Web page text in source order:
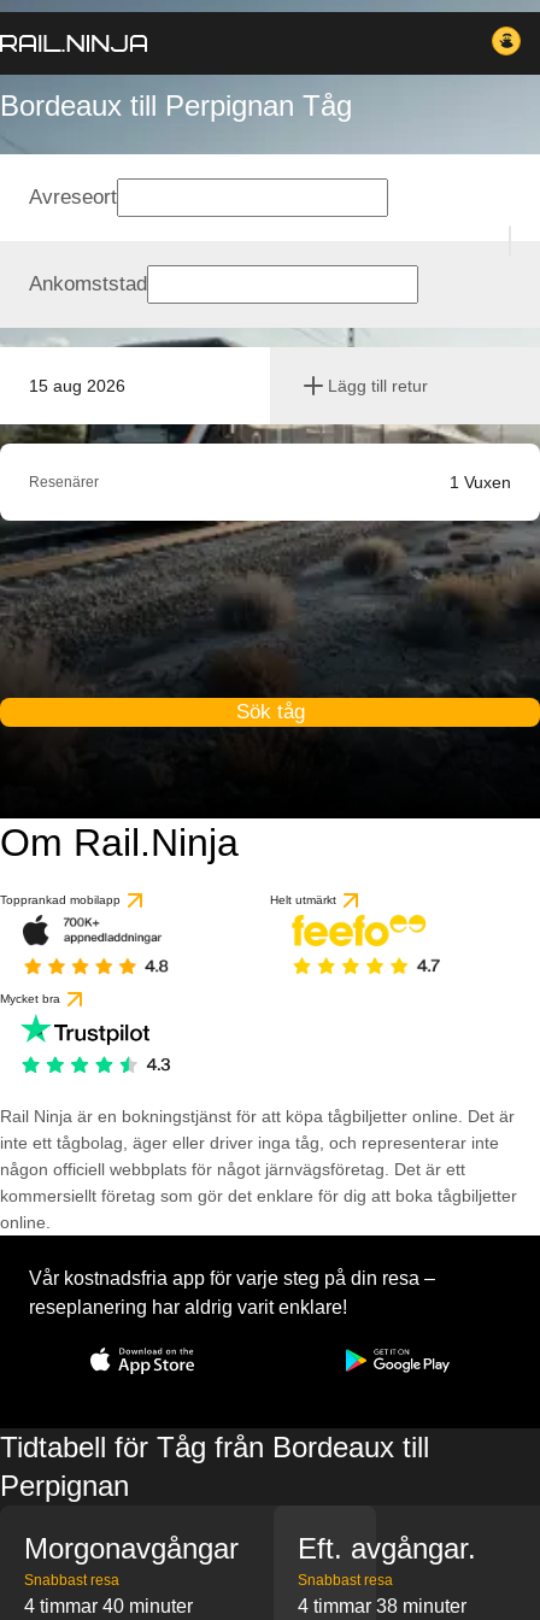
Bordeaux till Perpignan Tåg
15 aug 2026 Lägg till retur
Avreseort
Ankomststad
Resenärer 1 Vuxen
Sök tåg
Om Rail.Ninja
Topprankad mobilapp Helt utmärkt
Mycket bra
Rail Ninja är en bokningstjänst för att köpa tågbiljetter online. Det är
inte ett tågbolag, äger eller driver inga tåg, och representerar inte
någon officiell webbplats för något järnvägsföretag. Det är ett
kommersiellt företag som gör det enklare för dig att boka tågbiljetter
online.
Vår kostnadsfria app för varje steg på din resa –
reseplanering har aldrig varit enklare!
Tidtabell för Tåg från Bordeaux till
Perpignan
Morgonavgångar
Snabbast resa
4 timmar 40 minuter
Eft. avgångar.
Snabbast resa
4 timmar 38 minuter